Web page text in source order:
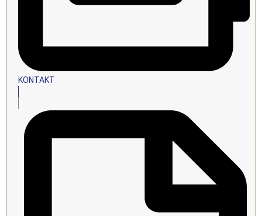
KONTAKT